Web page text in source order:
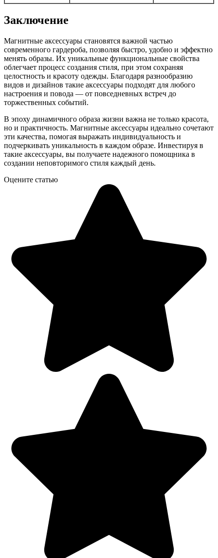
Заключение
Магнитные аксессуары становятся важной частью
современного гардероба, позволяя быстро, удобно и эффектно
менять образы. Их уникальные функциональные свойства
облегчает процесс создания стиля, при этом сохраняя
целостность и красоту одежды. Благодаря разнообразию
видов и дизайнов такие аксессуары подходят для любого
настроения и повода — от повседневных встреч до
торжественных событий.
В эпоху динамичного образа жизни важна не только красота,
но и практичность. Магнитные аксессуары идеально сочетают
эти качества, помогая выражать индивидуальность и
подчеркивать уникальность в каждом образе. Инвестируя в
такие аксессуары, вы получаете надежного помощника в
создании неповторимого стиля каждый день.
Оцените статью